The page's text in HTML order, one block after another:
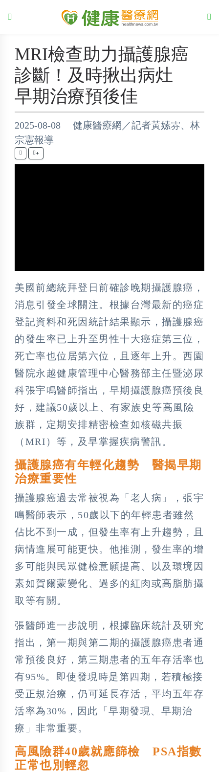
MRI檢查助力攝護腺癌
診斷！及時揪出病灶
早期治療預後佳
2025-08-08 健康醫療網／記者黃嫊雰、林
宗憲報導
+
美國前總統拜登日前確診晚期攝護腺癌，
消息引發全球關注。根據台灣最新的癌症
登記資料和死因統計結果顯示，攝護腺癌
的發生率已上升至男性十大癌症第三位，
死亡率也位居第六位，且逐年上升。西園
醫院永越健康管理中心醫務部主任暨泌尿
科張宇鳴醫師指出，早期攝護腺癌預後良
好，建議50歲以上、有家族史等高風險
族群，定期安排精密檢查如核磁共振
（MRI）等，及早掌握疾病警訊。
攝護腺癌有年輕化趨勢 醫揭早期
治療重要性
攝護腺癌過去常被視為「老人病」，張宇
鳴醫師表示，50歲以下的年輕患者雖然
佔比不到一成，但發生率有上升趨勢，且
病情進展可能更快。他推測，發生率的增
多可能與民眾健檢意願提高、以及環境因
素如賀爾蒙變化、過多的紅肉或高脂肪攝
取等有關。
張醫師進一步說明，根據臨床統計及研究
指出，第一期與第二期的攝護腺癌患者通
常預後良好，第三期患者的五年存活率也
有95%。即使發現時是第四期，若積極接
受正規治療，仍可延長存活，平均五年存
活率為30%，因此「早期發現、早期治
療」非常重要。
高風險群40歲就應篩檢 PSA指數
正常也別輕忽